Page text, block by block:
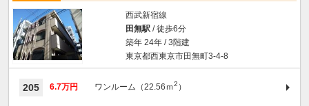
西武新宿線
田無駅/ 徒歩6分
築年 24年 / 3階建
東京都西東京市田無町3-4-8
205 6.7万円 ワンルーム（22.56ｍ2 ）